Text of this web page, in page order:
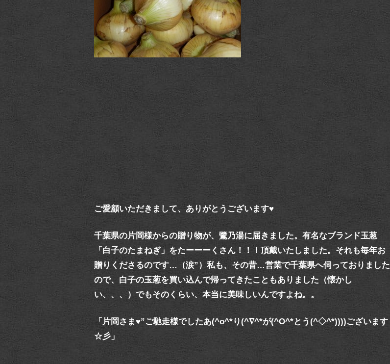
ご愛顧いただきまして、ありがとうございます♥
千葉県の片岡様からの贈り物が、鷺乃湯に届きました。有名なブランド玉葱
「白子のたまねぎ」をたーーーくさん！！！頂戴いたしました。それも毎年お
贈りくださるのです…（涙”）私も、その昔…営業で千葉県へ伺っておりました
ので、白子の玉葱を買い込んで帰ってきたこともありました（懐かし
い、、、）でもそのくらい、本当に美味しいんですよね。。
「片岡さま♥”ご馳走様でしたあ(^о^*り(^∇^*が(^Ο^*とう(^◇^*))))ございます
☆彡」